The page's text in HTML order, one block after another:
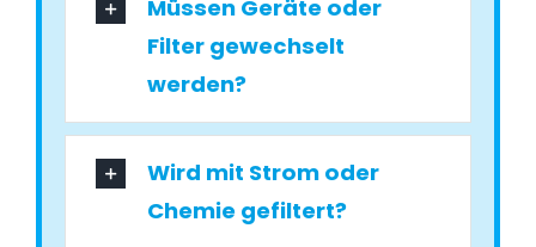
Müssen Geräte oder
Filter gewechselt
werden?
Wird mit Strom oder
Chemie gefiltert?